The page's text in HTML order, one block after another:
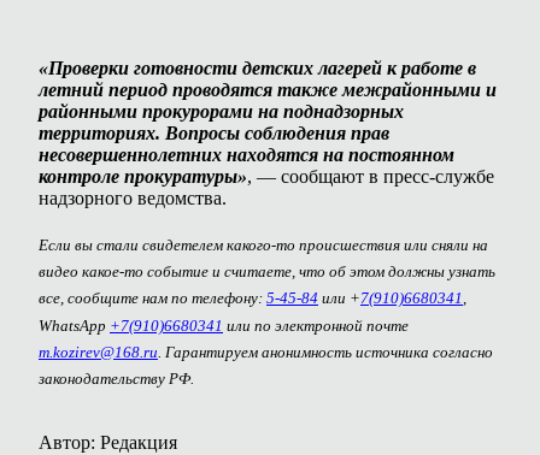
«Проверки готовности детских лагерей к работе в
летний период проводятся также межрайонными и
районными прокурорами на поднадзорных
территориях. Вопросы соблюдения прав
несовершеннолетних находятся на постоянном
контроле прокуратуры», — сообщают в пресс-службе
надзорного ведомства.
Если вы стали свидетелем какого-то происшествия или сняли на
видео какое-то событие и считаете, что об этом должны узнать
все, сообщите нам по телефону: 5-45-84 или +7(910)6680341 ,
WhatsApp +7(910)6680341 или по электронной почте
m.kozirev@168.ru . Гарантируем анонимность источника согласно
законодательству РФ.
Автор: Редакция